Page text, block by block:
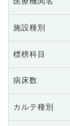
施設種別
標榜科目
病床数
カルテ種別